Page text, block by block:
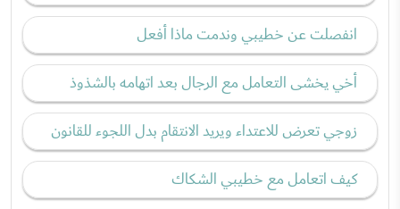
انفصلت عن خطيبي وندمت ماذا أفعل
أخي يخشى التعامل مع الرجال بعد اتهامه بالشذوذ
زوجي تعرض للاعتداء ويريد الانتقام بدل اللجوء للقانون
كيف اتعامل مع خطيبي الشكاك